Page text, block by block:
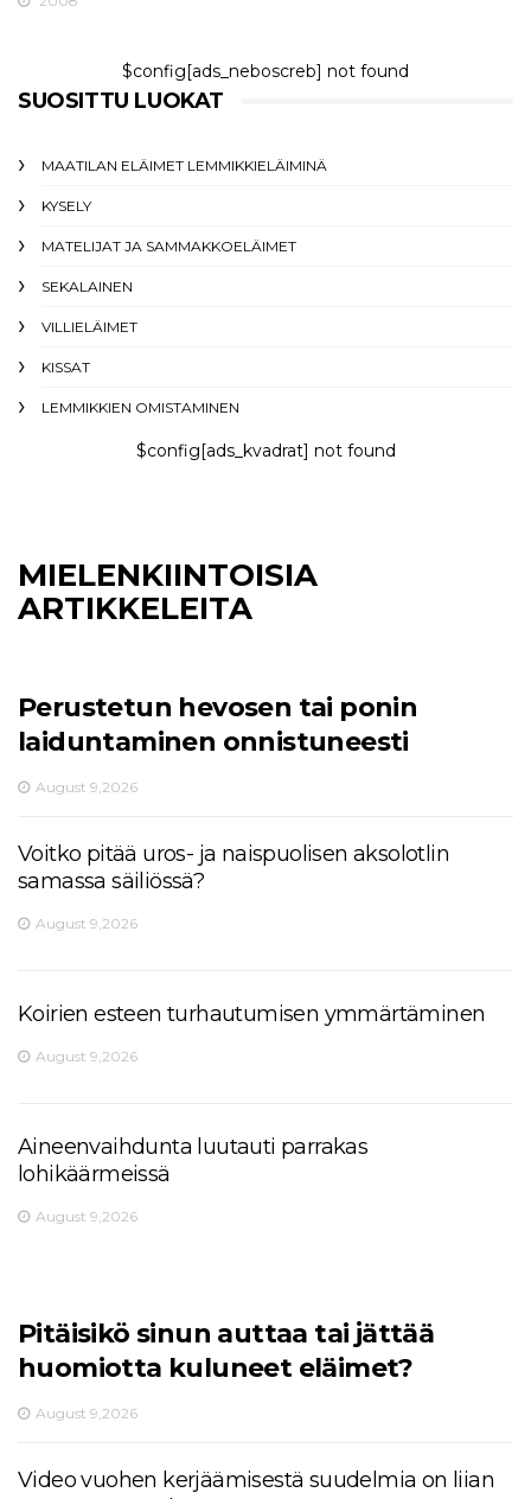
$config[ads_neboscreb] not found
SUOSITTU LUOKAT
MAATILAN ELÄIMET LEMMIKKIELÄIMINÄ
KYSELY
MATELIJAT JA SAMMAKKOELÄIMET
SEKALAINEN
VILLIELÄIMET
KISSAT
LEMMIKKIEN OMISTAMINEN
$config[ads_kvadrat] not found
MIELENKIINTOISIA
ARTIKKELEITA
Perustetun hevosen tai ponin
laiduntaminen onnistuneesti
August 9,2026
Voitko pitää uros- ja naispuolisen aksolotlin
samassa säiliössä?
August 9,2026
Koirien esteen turhautumisen ymmärtäminen
August 9,2026
Aineenvaihdunta luutauti parrakas
lohikäärmeissä
August 9,2026
Pitäisikö sinun auttaa tai jättää
huomiotta kuluneet eläimet?
August 9,2026
Video vuohen kerjäämisestä suudelmia on liian